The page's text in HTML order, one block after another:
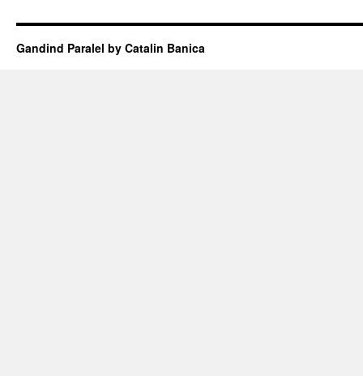
Gandind Paralel by Catalin Banica